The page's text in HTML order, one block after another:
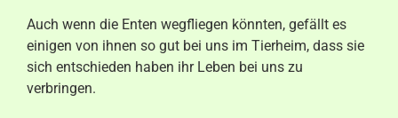
Auch wenn die Enten wegfliegen könnten, gefällt es
einigen von ihnen so gut bei uns im Tierheim, dass sie
sich entschieden haben ihr Leben bei uns zu
verbringen.